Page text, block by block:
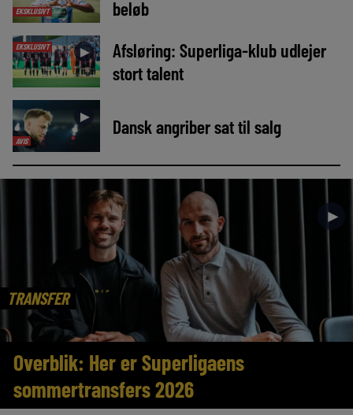
EKSKLUSIVT beløb
EKSKLUSIVT ►
Afsløring: Superliga-klub udlejer
stort talent
AVIS
► Dansk angriber sat til salg
TRANSFER
►
Overblik: Her er Superligaens
sommertransfers 2026